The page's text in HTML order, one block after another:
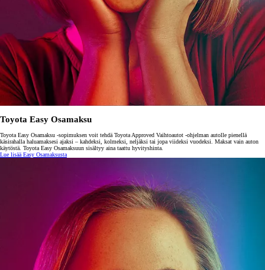
Toyota Easy Osamaksu
Toyota Easy Osamaksu -sopimuksen voit tehdä Toyota Approved Vaihtoautot -ohjelman autolle pienellä
käsirahalla haluamaksesi ajaksi – kahdeksi, kolmeksi, neljäksi tai jopa viideksi vuodeksi. Maksat vain auton
käytöstä. Toyota Easy Osamaksuun sisältyy aina taattu hyvityshinta.
Lue lisää Easy Osamaksusta